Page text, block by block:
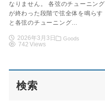
なりません。 各弦のチューニング
が終わった段階で弦全体を鳴らす
と各弦のチューニング…
2026年3月3日 Goods
742 Views
検索